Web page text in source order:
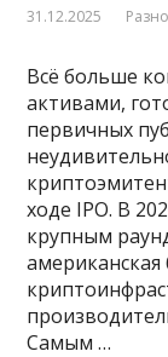
31.12.2025
Всё больше
активами,
первичных
ходе IPO. В
крупным
американская
Самым …